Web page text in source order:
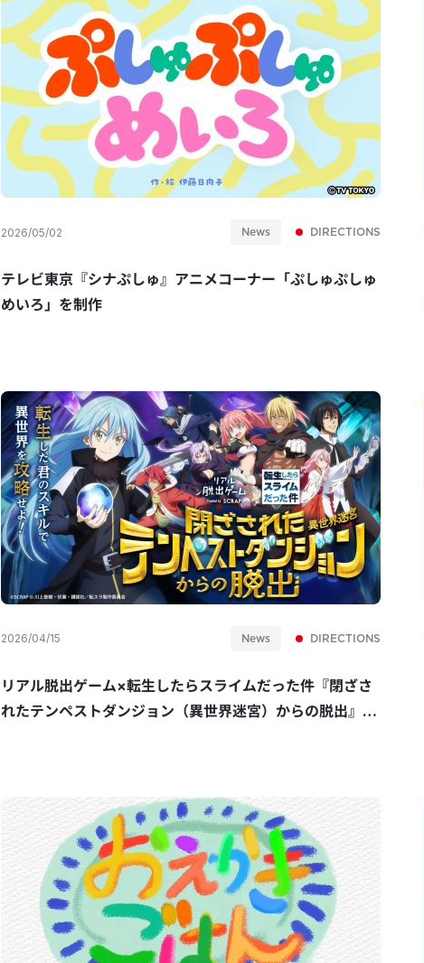
2026/05/02 News DIRECTIONS
テレビ東京『シナぷしゅ』アニメコーナー「ぷしゅぷしゅ
めいろ」を制作
2026/04/15 News DIRECTIONS
リアル脱出ゲーム×転生したらスライムだった件『閉ざさ
れたテンペストダンジョン（異世界迷宮）からの脱出』の